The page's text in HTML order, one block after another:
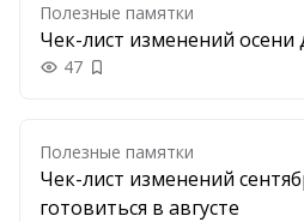
Полезные памятки
Чек-лист изменений осени
47 Добавить в закладки
Полезные памятки
Чек-лист изменений
готовиться в августе